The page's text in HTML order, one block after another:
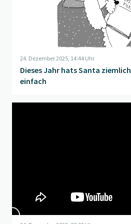
24. Dezember 2025, 14:44 Uhr
Dieses Jahr hats Santa ziemlich
einfach